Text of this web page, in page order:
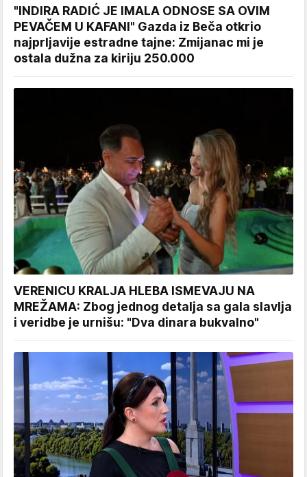
"INDIRA RADIĆ JE IMALA ODNOSE SA OVIM
PEVAČEM U KAFANI" Gazda iz Beča otkrio
najprljavije estradne tajne: Zmijanac mi je
ostala dužna za kiriju 250.000
VERENICU KRALJA HLEBA ISMEVAJU NA
MREŽAMA: Zbog jednog detalja sa gala slavlja
i veridbe je urnišu: "Dva dinara bukvalno"